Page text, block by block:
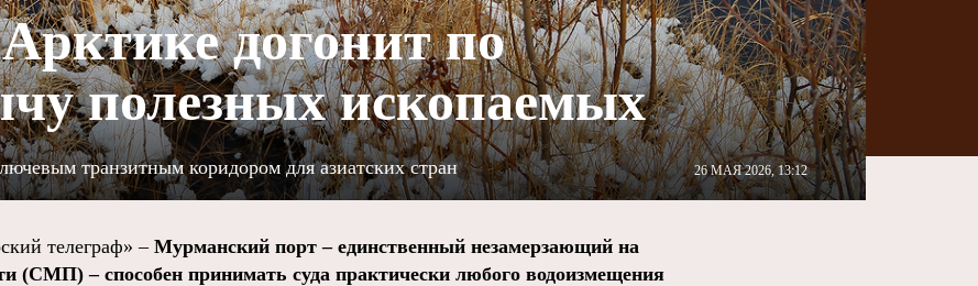
догонит по
полезных ископаемых
26 МАЯ 2026, 13:12
транзитным коридором для азиатских стран
телеграф» – Мурманский порт – единственный незамерзающий на
(СМП) – способен принимать суда практически любого водоизмещения